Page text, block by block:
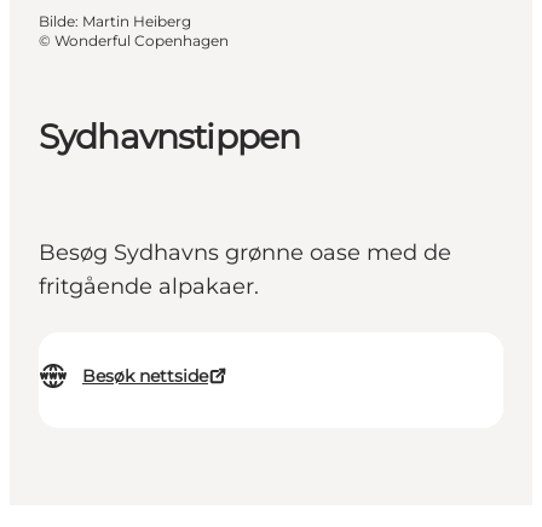
Sydhavnstippen
Besøg Sydhavns grønne oase med de
fritgående alpakaer.
Besøk nettside
Bilde: Martin Heiberg
© Wonderful Copenhagen